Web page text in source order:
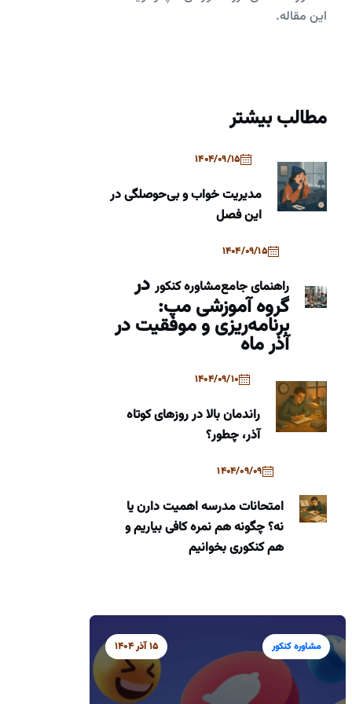
این مقاله.
مطالب بیشتر
1404/09/15
مدیریت خواب و بی‌حوصلگی در
این فصل
1404/09/15
راهنمای جامعمشاوره کنکوردر
گروه آموزشی مپ:
برنامه‌ریزی و موفقیت در
آذر ماه
1404/09/10
راندمان بالا در روزهای کوتاه
آذر، چطور؟
1404/09/09
امتحانات مدرسه اهمیت دارن یا
نه؟ چگونه هم نمره کافی بیاریم و
هم کنکوری بخوانیم
مشاوره کنکور 15 آذر 1404